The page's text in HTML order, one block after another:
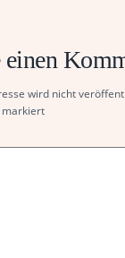
einen
wird nicht
markiert